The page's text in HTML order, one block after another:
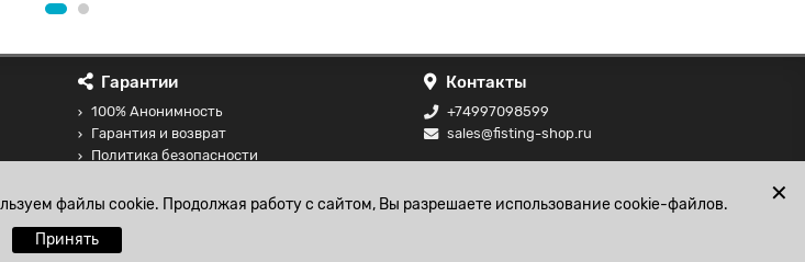
Гарантии
100% Анонимность
Гарантия и возврат
Политика безопасности
данных
Контакты
+74997098599
sales@fisting-shop.ru
✕
файлы cookie. Продолжая работу с сайтом, Вы разрешаете использование cookie-файлов.
Принять